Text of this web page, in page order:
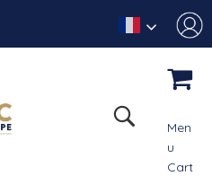
Men
u
Cart